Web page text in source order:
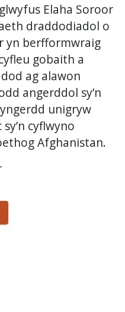
Elaha Soroor
draddodiadol o
yn berfformwraig
gobaith a
ag alawon
angerddol sy’n
unigryw
cyflwyno
Afghanistan.